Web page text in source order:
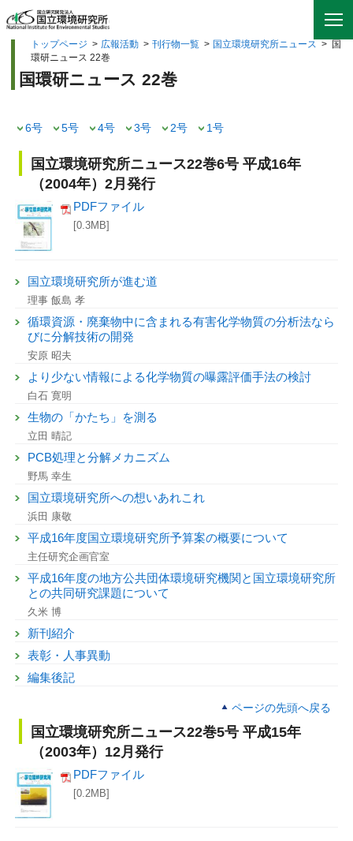
トップページ > 広報活動 > 刊行物一覧 > 国立環境研究所ニュース > 国
環研ニュース 22巻
国環研ニュース 22巻
6号 5号 4号 3号 2号 1号
国立環境研究所ニュース22巻6号 平成16年
（2004年）2月発行
PDFファイル
[0.3MB]
国立環境研究所が進む道
理事 飯島 孝
循環資源・廃棄物中に含まれる有害化学物質の分析法なら
びに分解技術の開発
安原 昭夫
より少ない情報による化学物質の曝露評価手法の検討
白石 寛明
生物の「かたち」を測る
立田 晴記
PCB処理と分解メカニズム
野馬 幸生
国立環境研究所への想いあれこれ
浜田 康敬
平成16年度国立環境研究所予算案の概要について
主任研究企画官室
平成16年度の地方公共団体環境研究機関と国立環境研究所
との共同研究課題について
久米 博
新刊紹介
表彰・人事異動
編集後記
ページの先頭へ戻る
国立環境研究所ニュース22巻5号 平成15年
（2003年）12月発行
PDFファイル
[0.2MB]